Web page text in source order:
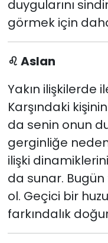
duygularını
görmek için
♌ Aslan
Yakın ilişkilerde
Karşındaki
da senin onun
gerginliğe
ilişki
da sunar.
ol. Geçici bir
farkındalık